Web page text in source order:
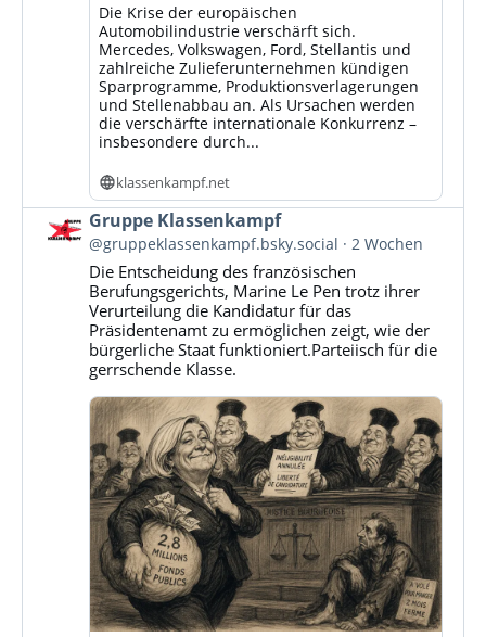
Die Krise der europäischen
Automobilindustrie verschärft sich.
Mercedes, Volkswagen, Ford, Stellantis und
zahlreiche Zulieferunternehmen kündigen
Sparprogramme, Produktionsverlagerungen
und Stellenabbau an. Als Ursachen werden
die verschärfte internationale Konkurrenz –
insbesondere durch...
klassenkampf.net
Beitrag
von
Gruppe
Klassenkampf
Bluesky
ansehen
Gruppe Klassenkampf
@gruppeklassenkampf.bsky.social 2 Wochen
Die Entscheidung des französischen
Berufungsgerichts, Marine Le Pen trotz ihrer
Verurteilung die Kandidatur für das
Präsidentenamt zu ermöglichen zeigt, wie der
bürgerliche Staat funktioniert.Parteiisch für die
gerrschende Klasse.